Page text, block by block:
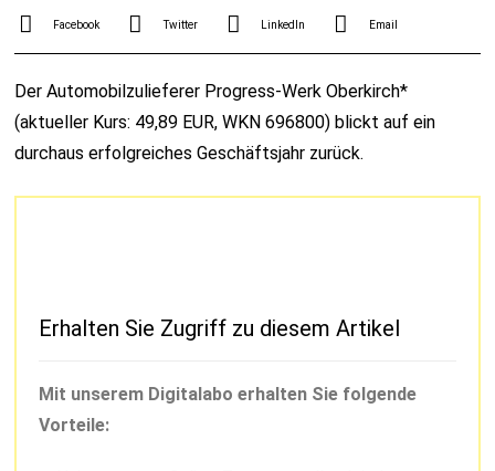
Facebook Twitter LinkedIn Email
Der Automobilzulieferer Progress-Werk Oberkirch*
(aktueller Kurs: 49,89 EUR, WKN 696800) blickt auf ein
durchaus erfolgreiches Geschäftsjahr zurück.
Erhalten Sie Zugriff zu diesem Artikel
Mit unserem Digitalabo erhalten Sie folgende
Vorteile: